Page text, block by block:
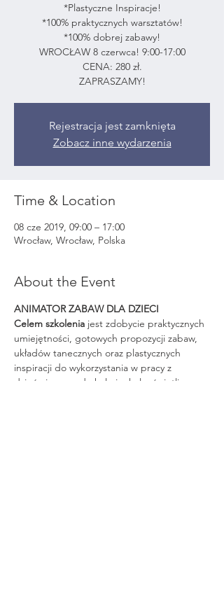
*Plastyczne Inspiracje!
*100% praktycznych warsztatów!
*100% dobrej zabawy!
WROCŁAW 8 czerwca! 9:00-17:00
CENA: 280 zł.
ZAPRASZAMY!
Rejestracja jest zamknięta
Zobacz inne wydarzenia
Time & Location
08 cze 2019, 09:00 – 17:00
Wrocław, Wrocław, Polska
About the Event
Celem szkolenia jest zdobycie praktycznych
umiejętności, gotowych propozycji zabaw,
układów tanecznych oraz plastycznych
inspiracji do wykorzystania w pracy z
dziećmi w przedszkolu i szkole, świetlicy.